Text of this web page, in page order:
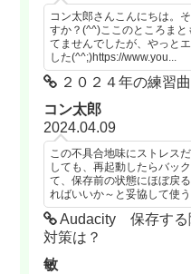
コン太郎さんこんにちは。
すか？(^^)ここのところま
てませんでしたが、やっと
した(^^;)https://www.you...
２０２４年の練習
コン太郎
2024.04.09
この不具合地味にストレス
しても、再起動したらバッ
て、保存前の状態にほぼ戻
ればいいか～と妥協して使
Audacity 保存する
対策は？
敏